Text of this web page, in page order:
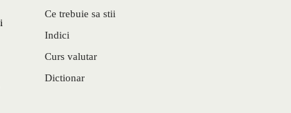
Ce trebuie sa stii
Indici
Curs valutar
Dictionar